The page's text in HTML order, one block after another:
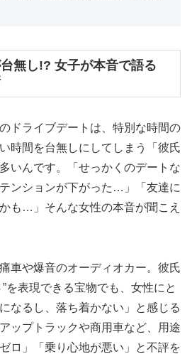
無し!? 女子が本音で語る
ドライブデートは、特別な時間の
時間を台無しにしてしまう「彼氏
いんです。「せっかくのデートな
ンションが下がった…」「友達に
も…」そんな女性の本音が聞こえ
車や爆音のオーディオカー。彼氏
を表現できる宝物でも、女性にと
なるし、落ち着かない」と感じる
ップトラックや商用車など、用途
ロ」「乗り心地が悪い」と不評を